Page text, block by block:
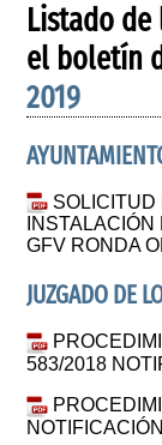
Listado
el boletín
2019
SOLICITUD
GFV RONDA
JUZGADO DE
583/2018
NOTIFICACIÓN